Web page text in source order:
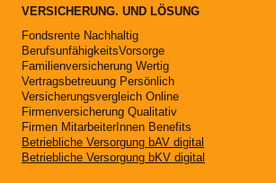
VERSICHERUNG. UND LÖSUNG
Fondsrente Nachhaltig
BerufsunfähigkeitsVorsorge
Familienversicherung Wertig
Vertragsbetreuung Persönlich
Versicherungsvergleich Online
Firmenversicherung Qualitativ
Firmen MitarbeiterInnen Benefits
Betriebliche Versorgung bAV digital
Betriebliche Versorgung bKV digital